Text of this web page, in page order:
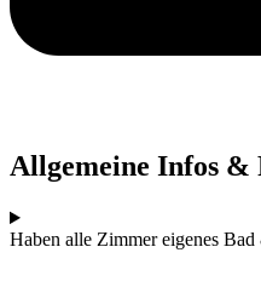
Allgemeine Infos &
Haben alle Zimmer eigenes